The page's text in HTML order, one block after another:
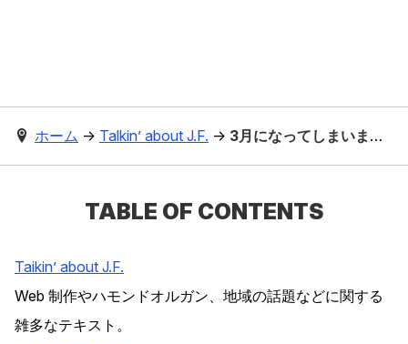
ホーム → Talkin’ about J.F. → 3月になってしまいましたが
TABLE OF CONTENTS
Taikin’ about J.F.
Web 制作やハモンドオルガン、地域の話題などに関する
雑多なテキスト。